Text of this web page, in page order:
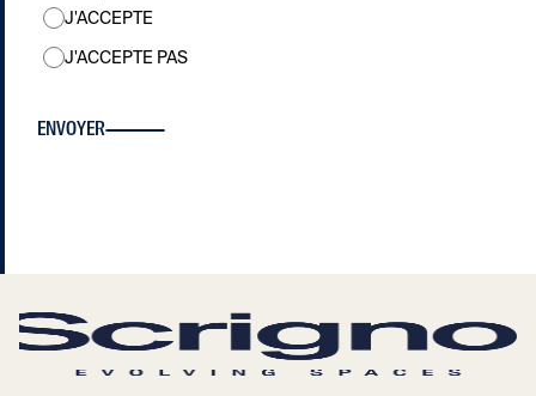
J'ACCEPTE
J'ACCEPTE PAS
ENVOYER